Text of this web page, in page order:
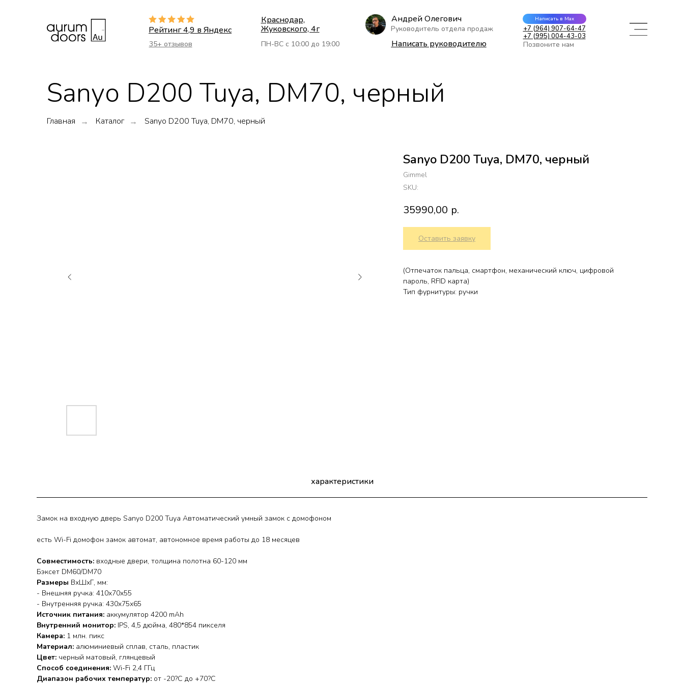
Рейтинг 4,9 в Яндекс
35+ отзывов
Краснодар,
Жуковского, 4г
ПН-ВС с 10:00 до 19:00 Позвоните нам
+7 (964) 907-64-47
+7 (995) 004-43-03
Андрей Олегович
Руководитель отдела продаж
Написать руководителю
Написать в Max
Sanyo D200 Tuya, DM70, черный
Главная → Каталог → Sanyo D200 Tuya, DM70, черный
Sanyo D200 Tuya, DM70, черный
Gimmel
SKU:
35990,00 р.
Оставить заявку
(Отпечаток пальца, смартфон, механический ключ, цифровой
пароль, RFID карта)
Тип фурнитуры: ручки
характеристики
Замок на входную дверь Sanyo D200 Tuya Автоматический умный замок с домофоном
есть Wi-Fi домофон замок автомат, автономное время работы до 18 месяцев
Совместимость: входные двери, толщина полотна 60-120 мм
Бэксет DM60/DM70
Размеры ВхШхГ, мм:
- Внешняя ручка: 410х70х55
- Внутренняя ручка: 430х75х65
Источник питания: аккумулятор 4200 mAh
Внутренний монитор: IPS, 4,5 дюйма, 480*854 пикселя
Камера: 1 млн. пикс
Материал: алюминиевый сплав, сталь, пластик
Цвет: черный матовый, глянцевый
Способ соединения: Wi-Fi 2,4 ГГц
Диапазон рабочих температур: от -20?С до +70?С